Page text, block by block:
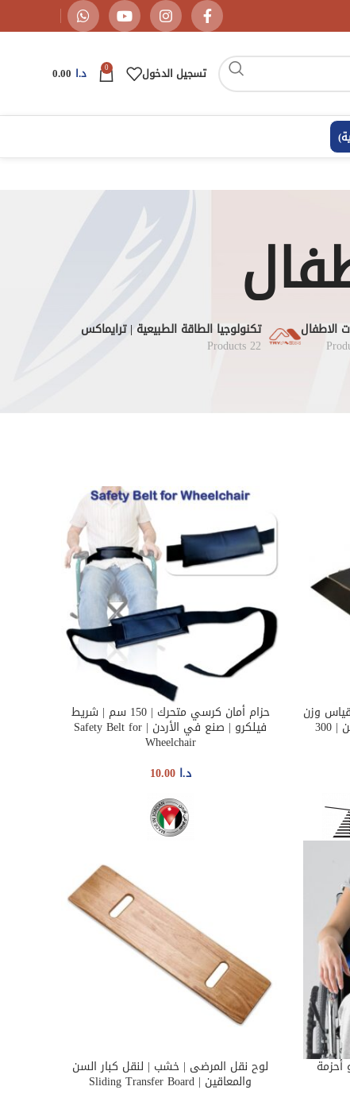
تسجيل الدخول 0 د.ا 0.00
)
الاطفال تكنولوجيا الطاقة الطبيعية | ترايماكس
22 Products
وزن
الكرسي المتحرك الرقمي | للمعاقين | 300
ADD TO CART حزام أمان كرسي متحرك | 150 سم | شريط
فيلكرو | صنع في الأردن | Safety Belt for
Wheelchair
د.ا 10.00
ADD TO CART
لوح نقل المرضى | خشب | لنقل كبار السن
والمعاقين | Sliding Transfer Board